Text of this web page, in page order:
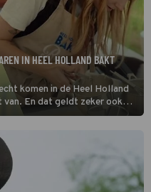
IN HEEL HOLLAND BAKT
komen in de Heel Holland
En dat geldt zeker ook
We bespreken de TV